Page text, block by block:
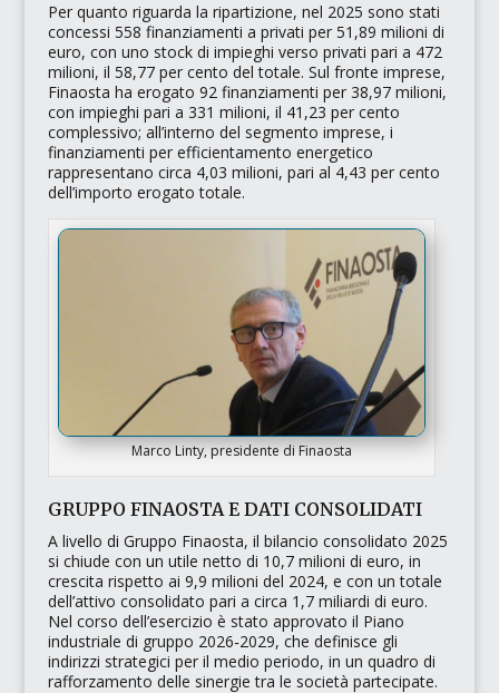
Per quanto riguarda la ripartizione, nel 2025 sono stati
concessi 558 finanziamenti a privati per 51,89 milioni di
euro, con uno stock di impieghi verso privati pari a 472
milioni, il 58,77 per cento del totale. Sul fronte imprese,
Finaosta ha erogato 92 finanziamenti per 38,97 milioni,
con impieghi pari a 331 milioni, il 41,23 per cento
complessivo; all’interno del segmento imprese, i
finanziamenti per efficientamento energetico
rappresentano circa 4,03 milioni, pari al 4,43 per cento
dell’importo erogato totale.
Marco Linty, presidente di Finaosta
GRUPPO FINAOSTA E DATI CONSOLIDATI
A livello di Gruppo Finaosta, il bilancio consolidato 2025
si chiude con un utile netto di 10,7 milioni di euro, in
crescita rispetto ai 9,9 milioni del 2024, e con un totale
dell’attivo consolidato pari a circa 1,7 miliardi di euro.
Nel corso dell’esercizio è stato approvato il Piano
industriale di gruppo 2026‑2029, che definisce gli
indirizzi strategici per il medio periodo, in un quadro di
rafforzamento delle sinergie tra le società partecipate.